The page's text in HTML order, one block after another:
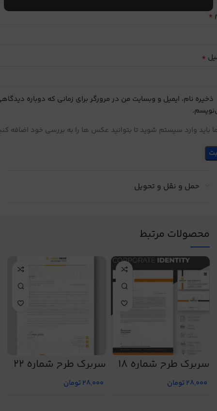
*
*
ذخیره نام، ایمیل و وبسایت من در مرورگر برای زمانی که دوباره
باید وارد سیستم شوید تا بتوانید عکس ها را به بررسی خود اضافه
حمل و نقل و تحویل
محصولات مرتبط
سربرگ طرح شماره 18
28,000تومان
سربرگ طرح شماره 22
28,000تومان